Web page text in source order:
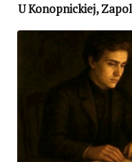
U Konopnickiej,